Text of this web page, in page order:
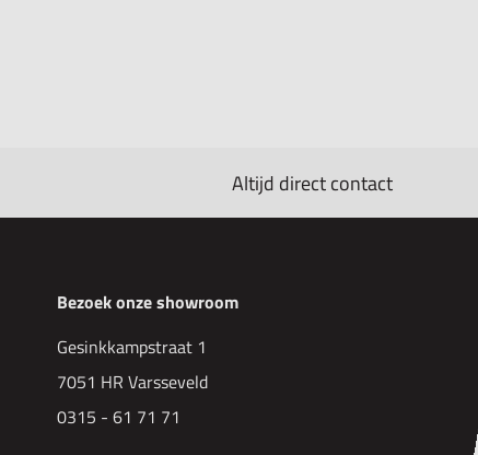
Altijd direct contact
Bezoek onze showroom
Gesinkkampstraat 1
7051 HR Varsseveld
0315 - 61 71 71